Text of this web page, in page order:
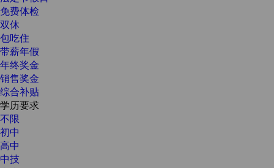
免费体检
双休
包吃住
带薪年假
年终奖金
销售奖金
综合补贴
学历要求
不限
初中
高中
中技